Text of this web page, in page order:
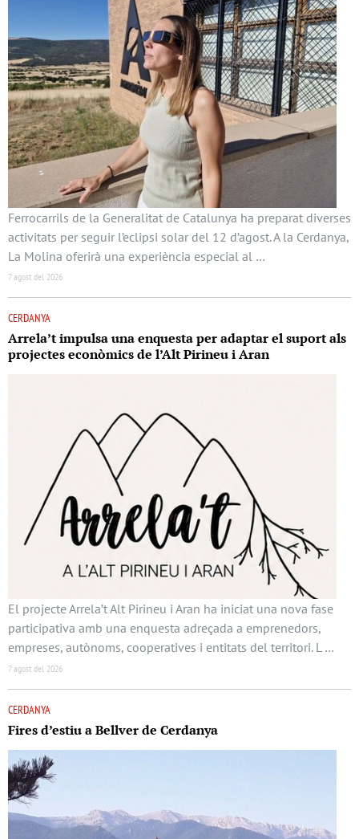
Ferrocarrils de la Generalitat de Catalunya ha preparat diverses
activitats per seguir l’eclipsi solar del 12 d’agost. A la Cerdanya,
La Molina oferirà una experiència especial al …
7 agost del 2026
CERDANYA
Arrela’t impulsa una enquesta per adaptar el suport als
projectes econòmics de l’Alt Pirineu i Aran
El projecte Arrela’t Alt Pirineu i Aran ha iniciat una nova fase
participativa amb una enquesta adreçada a emprenedors,
empreses, autònoms, cooperatives i entitats del territori. L …
7 agost del 2026
CERDANYA
Fires d’estiu a Bellver de Cerdanya